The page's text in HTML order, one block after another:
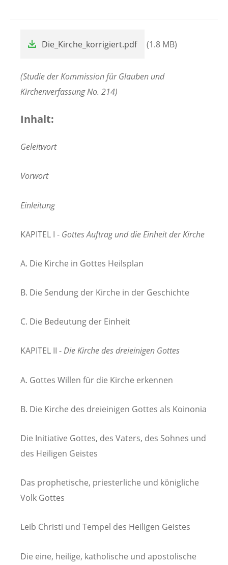
Die_Kirche_korrigiert.pdf (1.8 MB)
(Studie der Kommission für Glauben und
Kirchenverfassung No. 214)
Inhalt:
Geleitwort
Vorwort
Einleitung
KAPITEL I - Gottes Auftrag und die Einheit der Kirche
A. Die Kirche in Gottes Heilsplan
B. Die Sendung der Kirche in der Geschichte
C. Die Bedeutung der Einheit
KAPITEL II -Die Kirche des dreieinigen Gottes
A. Gottes Willen für die Kirche erkennen
B. Die Kirche des dreieinigen Gottes als Koinonia
Die Initiative Gottes, des Vaters, des Sohnes und
des Heiligen Geistes
Das prophetische, priesterliche und königliche
Volk Gottes
Leib Christi und Tempel des Heiligen Geistes
Die eine, heilige, katholische und apostolische